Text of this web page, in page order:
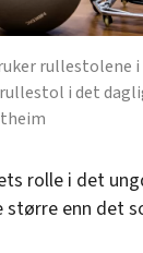
rullestolene
i det
rolle i det
større enn det